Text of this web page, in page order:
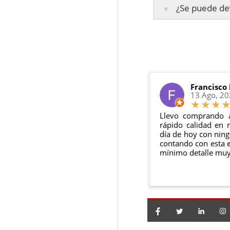
Touran 1.9
Los plazos
3 años de
2 años de
Todas nuestras
Te enviaremos un
en todo momento.
¿Se puede
El producto
Debe
13 Ago,
Llevo
rápido calidad en
día de hoy con
contando con esta
mínimo detalle